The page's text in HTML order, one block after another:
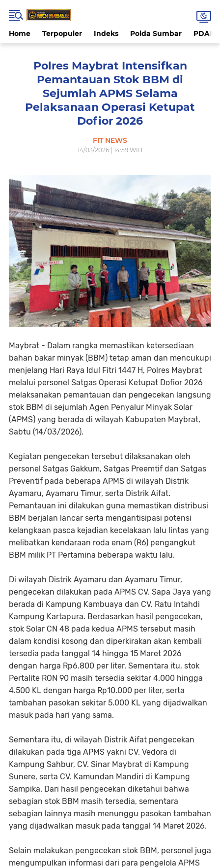
Home Terpopuler Indeks Polda Sumbar PDAM
Polres Maybrat Intensifkan
Pemantauan Stok BBM di
Sejumlah APMS Selama
Pelaksanaan Operasi Ketupat
Dofior 2026
FIT NEWS
14/03/2026 | 14:59 WIB
Maybrat - Dalam rangka memastikan ketersediaan
bahan bakar minyak (BBM) tetap aman dan mencukupi
menjelang Hari Raya Idul Fitri 1447 H, Polres Maybrat
melalui personel Satgas Operasi Ketupat Dofior 2026
melaksanakan pemantauan dan pengecekan langsung
stok BBM di sejumlah Agen Penyalur Minyak Solar
(APMS) yang berada di wilayah Kabupaten Maybrat,
Sabtu (14/03/2026).
Kegiatan pengecekan tersebut dilaksanakan oleh
personel Satgas Gakkum, Satgas Preemtif dan Satgas
Preventif pada beberapa APMS di wilayah Distrik
Ayamaru, Ayamaru Timur, serta Distrik Aifat.
Pemantauan ini dilakukan guna memastikan distribusi
BBM berjalan lancar serta mengantisipasi potensi
kelangkaan pasca kejadian kecelakaan lalu lintas yang
melibatkan kendaraan roda enam (R6) pengangkut
BBM milik PT Pertamina beberapa waktu lalu.
Di wilayah Distrik Ayamaru dan Ayamaru Timur,
pengecekan dilakukan pada APMS CV. Sapa Jaya yang
berada di Kampung Kambuaya dan CV. Ratu Intahdi
Kampung Kartapura. Berdasarkan hasil pengecekan,
stok Solar CN 48 pada kedua APMS tersebut masih
dalam kondisi kosong dan diperkirakan akan kembali
tersedia pada tanggal 14 hingga 15 Maret 2026
dengan harga Rp6.800 per liter. Sementara itu, stok
Pertalite RON 90 masih tersedia sekitar 4.000 hingga
4.500 KL dengan harga Rp10.000 per liter, serta
tambahan pasokan sekitar 5.000 KL yang dijadwalkan
masuk pada hari yang sama.
Sementara itu, di wilayah Distrik Aifat pengecekan
dilakukan pada tiga APMS yakni CV. Vedora di
Kampung Sahbur, CV. Sinar Maybrat di Kampung
Sunere, serta CV. Kamundan Mandiri di Kampung
Sampika. Dari hasil pengecekan diketahui bahwa
sebagian stok BBM masih tersedia, sementara
sebagian lainnya masih menunggu pasokan tambahan
yang dijadwalkan masuk pada tanggal 14 Maret 2026.
Selain melakukan pengecekan stok BBM, personel juga
mengumpulkan informasi dari para pengelola APMS